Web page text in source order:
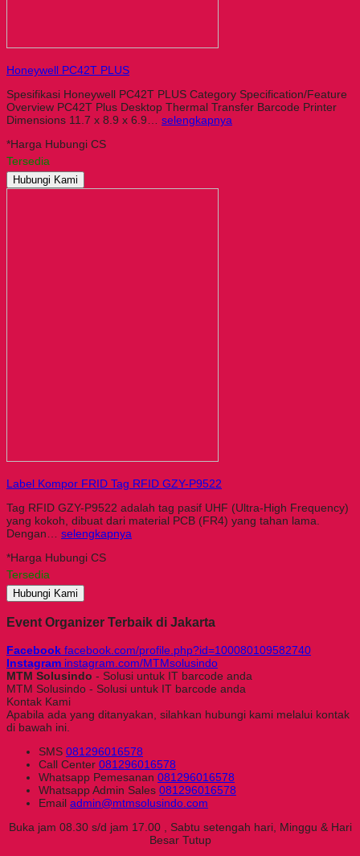
Honeywell PC42T PLUS
Spesifikasi Honeywell PC42T PLUS Category Specification/Feature
Overview PC42T Plus Desktop Thermal Transfer Barcode Printer
Dimensions 11.7 x 8.9 x 6.9… selengkapnya
*Harga Hubungi CS
Tersedia
Hubungi Kami
Label Kompor FRID Tag RFID GZY-P9522
Tag RFID GZY-P9522 adalah tag pasif UHF (Ultra-High Frequency)
yang kokoh, dibuat dari material PCB (FR4) yang tahan lama.
Dengan… selengkapnya
*Harga Hubungi CS
Tersedia
Hubungi Kami
Event Organizer Terbaik di Jakarta
Facebook facebook.com/profile.php?id=100080109582740
Instagram instagram.com/MTMsolusindo
MTM Solusindo - Solusi untuk IT barcode anda
MTM Solusindo - Solusi untuk IT barcode anda
Kontak Kami
Apabila ada yang ditanyakan, silahkan hubungi kami melalui kontak
di bawah ini.
SMS 081296016578
Call Center 081296016578
Whatsapp Pemesanan 081296016578
WhatsappAdmin Sales 081296016578
Email admin@mtmsolusindo.com
Buka jam 08.30 s/d jam 17.00 , Sabtu setengah hari, Minggu & Hari
Besar Tutup